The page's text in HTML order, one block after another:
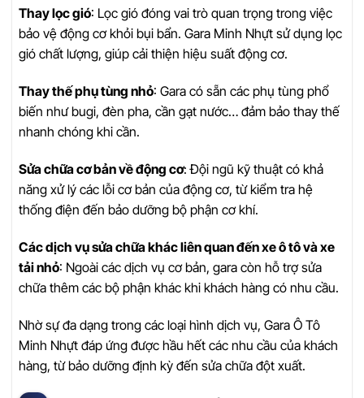
Thay lọc gió: Lọc gió đóng vai trò quan trọng trong việc
bảo vệ động cơ khỏi bụi bẩn. Gara Minh Nhựt sử dụng lọc
gió chất lượng, giúp cải thiện hiệu suất động cơ.
Thay thế phụ tùng nhỏ: Gara có sẵn các phụ tùng phổ
biến như bugi, đèn pha, cần gạt nước… đảm bảo thay thế
nhanh chóng khi cần.
Sửa chữa cơ bản về động cơ: Đội ngũ kỹ thuật có khả
năng xử lý các lỗi cơ bản của động cơ, từ kiểm tra hệ
thống điện đến bảo dưỡng bộ phận cơ khí.
Các dịch vụ sửa chữa khác liên quan đến xe ô tô và xe
tải nhỏ: Ngoài các dịch vụ cơ bản, gara còn hỗ trợ sửa
chữa thêm các bộ phận khác khi khách hàng có nhu cầu.
Nhờ sự đa dạng trong các loại hình dịch vụ, Gara Ô Tô
Minh Nhựt đáp ứng được hầu hết các nhu cầu của khách
hàng, từ bảo dưỡng định kỳ đến sửa chữa đột xuất.